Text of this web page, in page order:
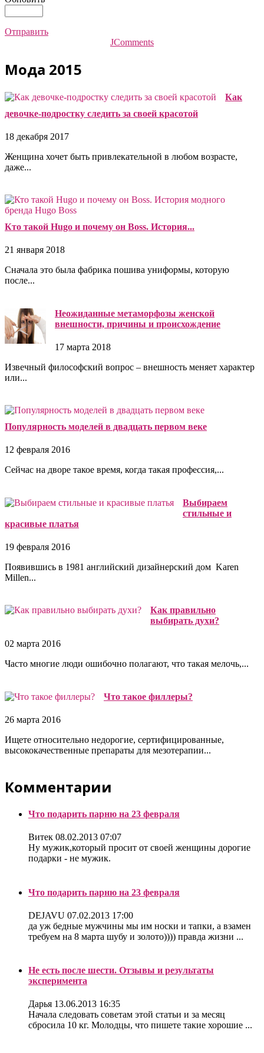
Отправить
JComments
Мода 2015
Как
девочке-подростку следить за своей красотой
18 декабря 2017
Женщина хочет быть привлекательной в любом возрасте,
даже...
Кто такой Hugo и почему он Boss. История...
21 января 2018
Сначала это была фабрика пошива униформы, которую
после...
Неожиданные метаморфозы женской
внешности, причины и происхождение
17 марта 2018
Извечный философский вопрос – внешность меняет характер
или...
Популярность моделей в двадцать первом веке
12 февраля 2016
Сейчас на дворе такое время, когда такая профессия,...
Выбираем
стильные и
красивые платья
19 февраля 2016
Появившись в 1981 английский дизайнерский дом Karen
Millen...
Как правильно
выбирать духи?
02 марта 2016
Часто многие люди ошибочно полагают, что такая мелочь,...
Что такое филлеры?
26 марта 2016
Ищете относительно недорогие, сертифицированные,
высококачественные препараты для мезотерапии...
Комментарии
Что подарить парню на 23 февраля
Витек 08.02.2013 07:07
Ну мужик,который просит от своей женщины дорогие
подарки - не мужик.
Что подарить парню на 23 февраля
DEJAVU 07.02.2013 17:00
да уж бедные мужчины мы им носки и тапки, а взамен
требуем на 8 марта шубу и золото)))) правда жизни ...
Не есть после шести. Отзывы и результаты
эксперимента
Дарья 13.06.2013 16:35
Начала следовать советам этой статьи и за месяц
сбросила 10 кг. Молодцы, что пишете такие хорошие ...